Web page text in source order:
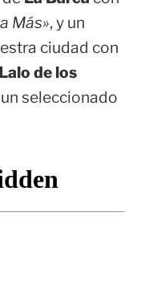
Más», y un
ciudad con
Lalo de los
seleccionado